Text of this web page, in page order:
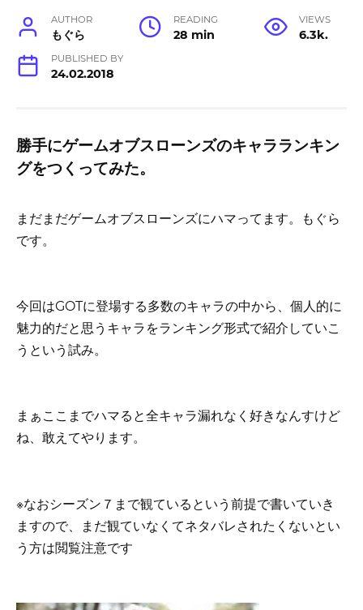
AUTHOR
もぐら
READING
28 min
VIEWS
6.3k.
PUBLISHED BY
24.02.2018
勝手にゲームオブスローンズのキャラランキン
グをつくってみた。
まだまだゲームオブスローンズにハマってます。もぐら
です。
今回はGOTに登場する多数のキャラの中から、個人的に
魅力的だと思うキャラをランキング形式で紹介していこ
うという試み。
まぁここまでハマると全キャラ漏れなく好きなんすけど
ね、敢えてやります。
※なおシーズン７まで観ているという前提で書いていき
ますので、まだ観ていなくてネタバレされたくないとい
う方は閲覧注意です